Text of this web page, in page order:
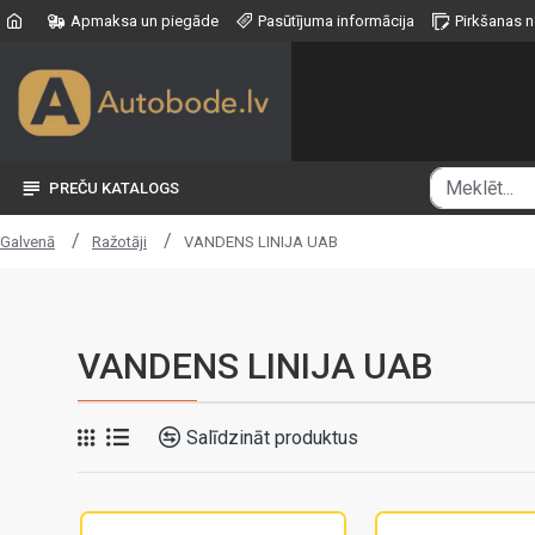
Apmaksa un piegāde Pasūtījuma informācija Pirkšanas
PREČU KATALOGS
Galvenā Ražotāji VANDENS LINIJA UAB
VANDENS LINIJA UAB
Salīdzināt produktus